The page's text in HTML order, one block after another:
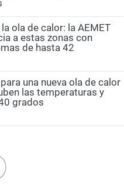
ola de calor: la AEMET
a estas zonas con
de hasta 42
una nueva ola de calor
las temperaturas y
grados